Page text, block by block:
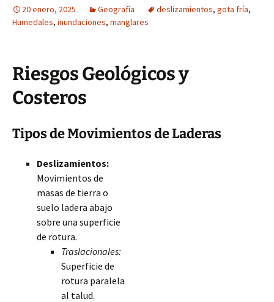
20 enero, 2025 Geografía deslizamientos, gota fría,
Humedales, inundaciones, manglares
Riesgos Geológicos y
Costeros
Tipos de Movimientos de Laderas
Deslizamientos:
Movimientos de
masas de tierra o
suelo ladera abajo
sobre una superficie
de rotura.
Traslacionales:
Superficie de
rotura paralela
al talud.